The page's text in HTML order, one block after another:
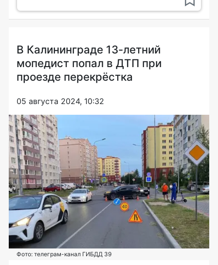
В Калининграде 13-летний
мопедист попал в ДТП при
проезде перекрёстка
05 августа 2024, 10:32
Фото: телеграм-канал ГИБДД 39